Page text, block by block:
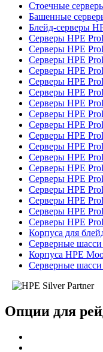
Стоечные
Башенные
Блейд-серверы
Серверы HPE
Серверы HPE
Серверы HPE
Серверы HPE
Серверы HPE
Серверы HPE
Серверы HPE
Серверы HPE
Серверы HPE
Серверы HPE
Серверы HPE
Серверы HPE
Серверы HPE
Серверы HPE
Серверы HPE
Серверы HPE
Серверы HPE
Серверы HPE
Корпуса для
Серверные
Корпуса HPE
Серверные шасси
Опции для